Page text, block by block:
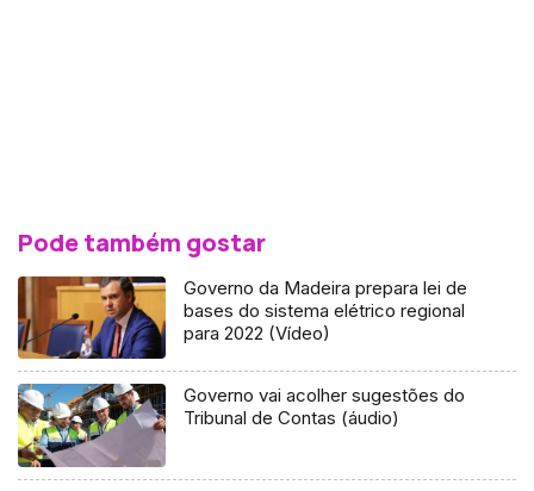
Pode também gostar
Governo da Madeira prepara lei de
bases do sistema elétrico regional
para 2022 (Vídeo)
Governo vai acolher sugestões do
Tribunal de Contas (áudio)